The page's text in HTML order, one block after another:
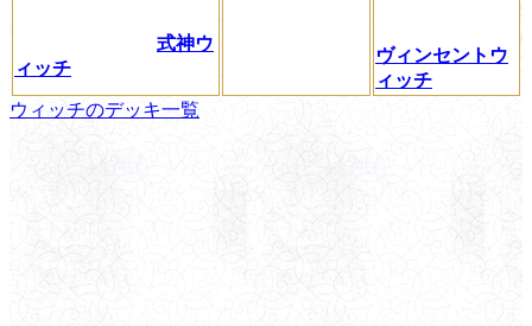
式神ウ
ィッチ
ヴィンセントウ
ィッチ
ウィッチのデッキ一覧